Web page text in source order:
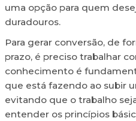
uma opção para quem
duradouros.
Para gerar conversão, de
prazo, é preciso trabalhar
conhecimento é
que está fazendo ao subir
evitando que o trabalho
entender os princípios